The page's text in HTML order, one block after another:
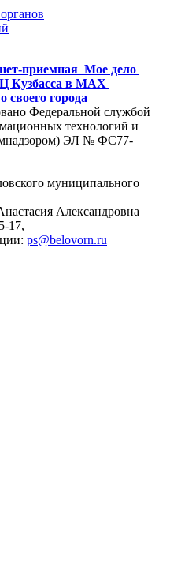
приемная Мое дело
Кузбасса в MAX
своего города
Федеральной службой
технологий и
ЭЛ № ФС77-
муниципального
Александровна
17,
ps@belovorn.ru